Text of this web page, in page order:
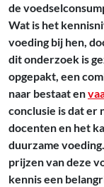
de
Wat is het
voeding bij hen,
dit onderzoek is
opgepakt, een
naar bestaat en
conclusie is dat er
docenten en het
duurzame
prijzen van deze
kennis een